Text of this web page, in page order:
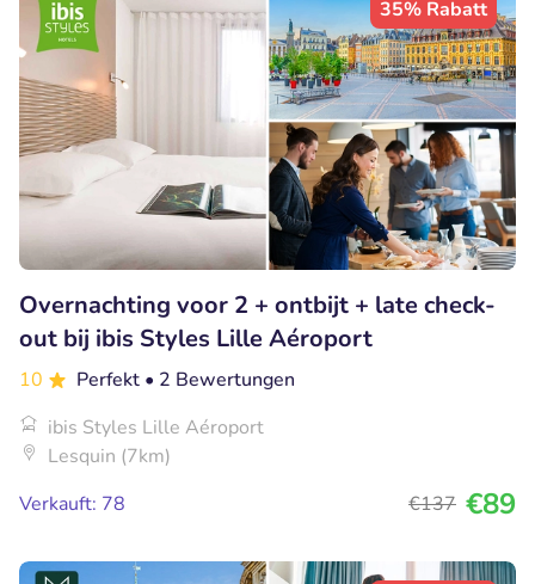
35% Rabatt
Overnachting voor 2 + ontbijt + late check-
out bij ibis Styles Lille Aéroport
10 Perfekt • 2 Bewertungen
ibis Styles Lille Aéroport
Lesquin (7km)
Verkauft: 78
€137 €89